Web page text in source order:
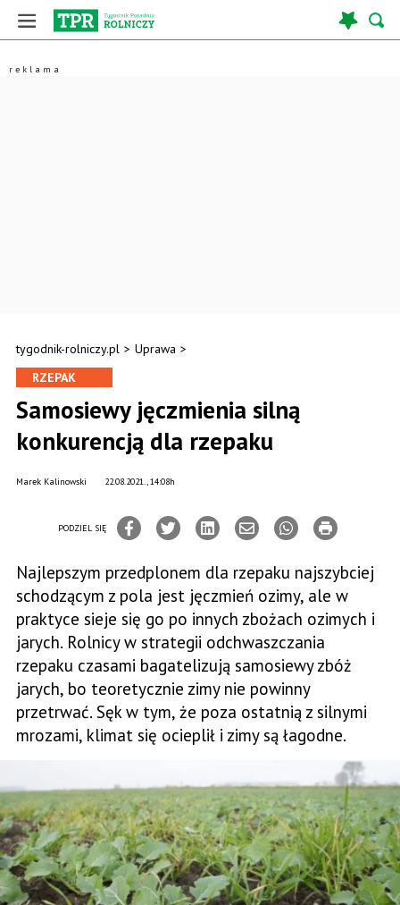
tygodnik-rolniczy.pl > Uprawa >
RZEPAK
Samosiewy jęczmienia silną
konkurencją dla rzepaku
22.08.2021., 14:08h
Marek Kalinowski
PODZIEL SIĘ
Najlepszym przedplonem dla rzepaku najszybciej
schodzącym z pola jest jęczmień ozimy, ale w
praktyce sieje się go po innych zbożach ozimych i
jarych. Rolnicy w strategii odchwaszczania
rzepaku czasami bagatelizują samosiewy zbóż
jarych, bo teoretycznie zimy nie powinny
przetrwać. Sęk w tym, że poza ostatnią z silnymi
mrozami, klimat się ocieplił i zimy są łagodne.